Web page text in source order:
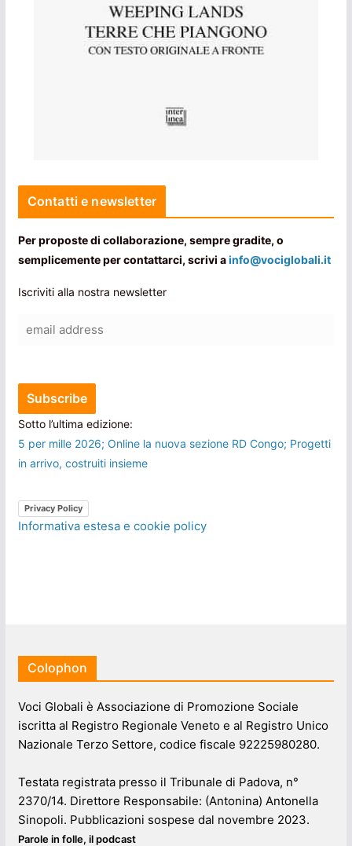
Contatti e newsletter
Per proposte di collaborazione, sempre gradite, o
semplicemente per contattarci, scrivi ainfo@vociglobali.it
Iscriviti alla nostra newsletter
Sotto l’ultima edizione:
5 per mille 2026; Online la nuova sezione RD Congo; Progetti
in arrivo, costruiti insieme
Privacy Policy
Informativa estesa e cookie policy
Colophon
Voci Globali è Associazione di Promozione Sociale
iscritta al Registro Regionale Veneto e al Registro Unico
Nazionale Terzo Settore, codice fiscale 92225980280.
Testata registrata presso il Tribunale di Padova, n°
2370/14. Direttore Responsabile: (Antonina) Antonella
Sinopoli. Pubblicazioni sospese dal novembre 2023.
Parole in folle, il podcast